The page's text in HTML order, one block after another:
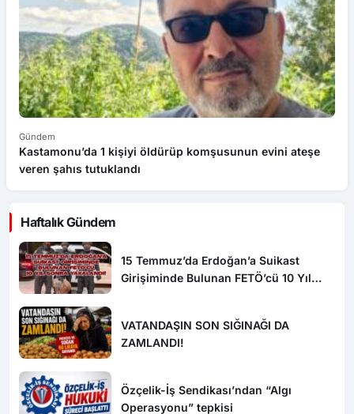
Gündem
Kastamonu’da 1 kişiyi öldürüp komşusunun evini ateşe
veren şahıs tutuklandı
Haftalık Gündem
15 Temmuz’da Erdoğan’a Suikast
Girişiminde Bulunan FETÖ’cü 10 Yıl
VATANDAŞIN SON SIĞINAĞI DA
ZAMLANDI!
Özçelik-İş Sendikası’ndan “Algı
Operasyonu” tepkisi